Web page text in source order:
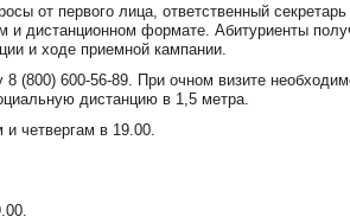
от первого лица, ответственный секретарь
дистанционном формате. Абитуриенты
и ходе приемной кампании.
8 (800) 600-56-89. При очном визите
дистанцию в 1,5 метра.
четвергам в 19.00.